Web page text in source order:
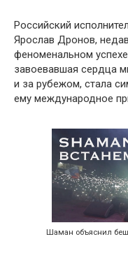
Российский
Ярослав Дронов,
феноменальном
завоевавшая сердца
и за рубежом, стала
ему международное
Шаман объяснил